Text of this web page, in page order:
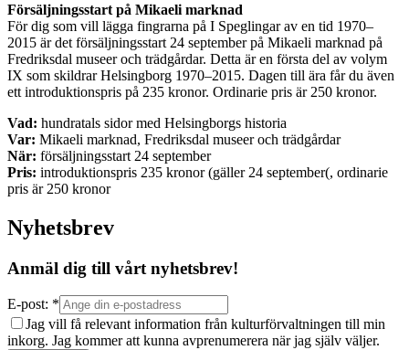
Försäljningsstart på Mikaeli marknad
För dig som vill lägga fingrarna på I Speglingar av en tid 1970–
2015 är det försäljningsstart 24 september på Mikaeli marknad på
Fredriksdal museer och trädgårdar. Detta är en första del av volym
IX som skildrar Helsingborg 1970–2015. Dagen till ära får du även
ett introduktionspris på 235 kronor. Ordinarie pris är 250 kronor.
Vad: hundratals sidor med Helsingborgs historia
Var: Mikaeli marknad, Fredriksdal museer och trädgårdar
När: försäljningsstart 24 september
Pris: introduktionspris 235 kronor (gäller 24 september(, ordinarie
pris är 250 kronor
Nyhetsbrev
Anmäl dig till vårt nyhetsbrev!
E-post: *
Jag vill få relevant information från kulturförvaltningen till min
inkorg. Jag kommer att kunna avprenumerera när jag själv väljer.